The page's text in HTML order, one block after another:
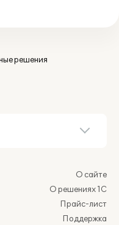
решения
О сайте
О решениях 1С
Прайс-лист
Поддержка